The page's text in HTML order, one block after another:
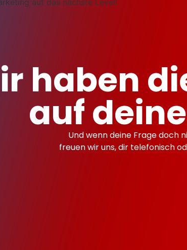
auf das nächste Level!
haben
aufUnd wenn deine Frage doch
freuen wir uns, dir telefonisch